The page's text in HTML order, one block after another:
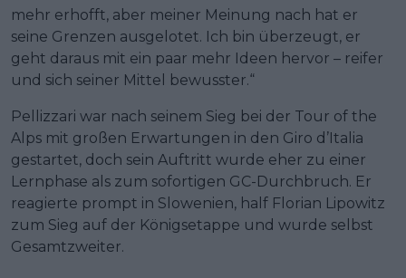
mehr erhofft, aber meiner Meinung nach hat er
seine Grenzen ausgelotet. Ich bin überzeugt, er
geht daraus mit ein paar mehr Ideen hervor – reifer
und sich seiner Mittel bewusster.“
Pellizzari war nach seinem Sieg bei der Tour of the
Alps mit großen Erwartungen in den Giro d’Italia
gestartet, doch sein Auftritt wurde eher zu einer
Lernphase als zum sofortigen GC-Durchbruch. Er
reagierte prompt in Slowenien, half Florian Lipowitz
zum Sieg auf der Königsetappe und wurde selbst
Gesamtzweiter.